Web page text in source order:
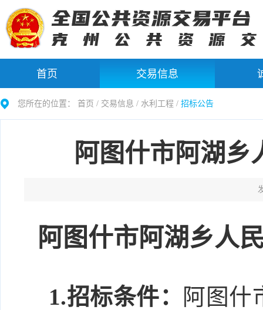
首页 交易信息
您所在的位置： 首页 / 交易信息 / 水利工程 / 招标公告
阿图什市阿湖乡
阿图什市阿湖乡人
1.招标条件：
阿图什